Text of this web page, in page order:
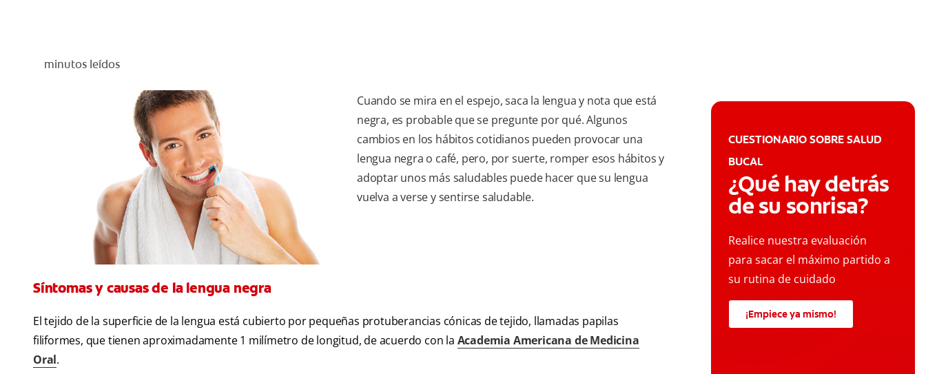
minutos leídos
Cuando se mira en el espejo, saca la lengua y nota que está
negra, es probable que se pregunte por qué. Algunos
cambios en los hábitos cotidianos pueden provocar una
lengua negra o café, pero, por suerte, romper esos hábitos y
adoptar unos más saludables puede hacer que su lengua
vuelva a verse y sentirse saludable.
Síntomas y causas de la lengua negra
El tejido de la superficie de la lengua está cubierto por pequeñas protuberancias cónicas de tejido, llamadas papilas
filiformes, que tienen aproximadamente 1 milímetro de longitud, de acuerdo con la Academia Americana de Medicina
Oral.
CUESTIONARIO SOBRE SALUD
BUCAL
¿Qué hay detrás
de su sonrisa?
Realice nuestra evaluación
para sacar el máximo partido a
su rutina de cuidado
¡Empiece ya mismo!